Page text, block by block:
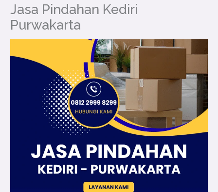
Jasa Pindahan Kediri
Purwakarta